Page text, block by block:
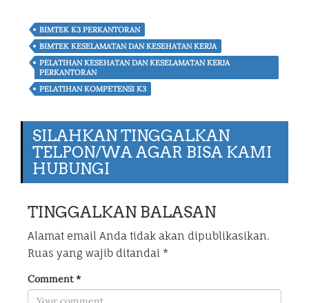
BIMTEK K3 PERKANTORAN
BIMTEK KESELAMATAN DAN KESEHATAN KERJA
PELATIHAN KESEHATAN DAN KESELAMATAN KERJA
PERKANTORAN
PELATIHAN KOMPETENSI K3
SILAHKAN TINGGALKAN
TELPON/WA AGAR BISA KAMI
HUBUNGI
TINGGALKAN BALASAN
Alamat email Anda tidak akan dipublikasikan.
Ruas yang wajib ditandai *
Comment*